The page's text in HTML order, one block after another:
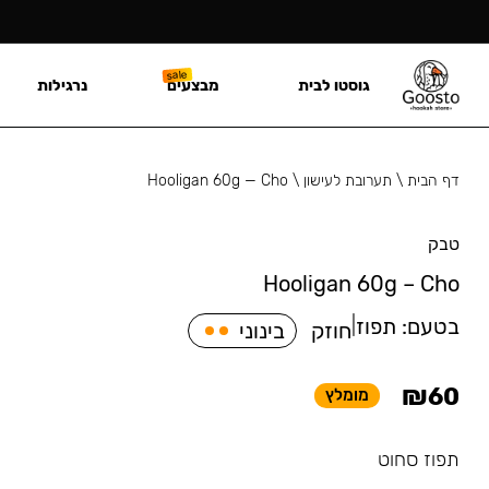
דף הבית\ תערובת לעישון \
Hooligan 60g — Cho
טבק
Hooligan 60g – Cho
בטעם: תפוז חוזק בינוני
₪60 מומלץ
תפוז סחוט
גוסטו לבית מבצעים נרגילות